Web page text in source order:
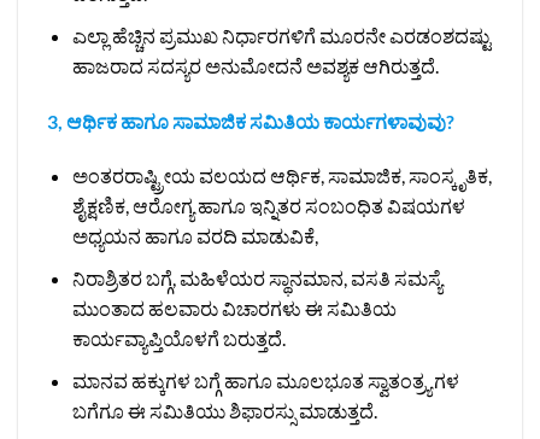
ಎಲ್ಲಾ ಹೆಚ್ಚಿನ ಪ್ರಮುಖ ನಿರ್ಧಾರಗಳಿಗೆ ಮೂರನೇ ಎರಡಂಶದಷ್ಟು
ಹಾಜರಾದ ಸದಸ್ಯರ ಅನುಮೋದನೆ ಅವಶ್ಯಕ ಆಗಿರುತ್ತದೆ.
3, ಆರ್ಥಿಕ ಹಾಗೂ ಸಾಮಾಜಿಕ ಸಮಿತಿಯ ಕಾರ್ಯಗಳಾವುವು?
ಅಂತರರಾಷ್ಟ್ರೀಯ ವಲಯದ ಆರ್ಥಿಕ, ಸಾಮಾಜಿಕ, ಸಾಂಸ್ಕೃತಿಕ,
ಶೈಕ್ಷಣಿಕ, ಆರೋಗ್ಯ ಹಾಗೂ ಇನ್ನಿತರ ಸಂಬಂಧಿತ ವಿಷಯಗಳ
ಅಧ್ಯಯನ ಹಾಗೂ ವರದಿ ಮಾಡುವಿಕೆ,
ನಿರಾಶ್ರಿತರ ಬಗ್ಗೆ, ಮಹಿಳೆಯರ ಸ್ಥಾನಮಾನ, ವಸತಿ ಸಮಸ್ಯೆ
ಮುಂತಾದ ಹಲವಾರು ವಿಚಾರಗಳು ಈ ಸಮಿತಿಯ
ಕಾರ್ಯವ್ಯಾಪ್ತಿಯೊಳಗೆ ಬರುತ್ತದೆ. ‌
ಮಾನವ ಹಕ್ಕುಗಳ ಬಗ್ಗೆ ಹಾಗೂ ಮೂಲಭೂತ ಸ್ವಾತಂತ್ರ್ಯಗಳ
ಬಗೆಗೂ ಈ ಸಮಿತಿಯು ಶಿಫಾರಸ್ಸು ಮಾಡುತ್ತದೆ.